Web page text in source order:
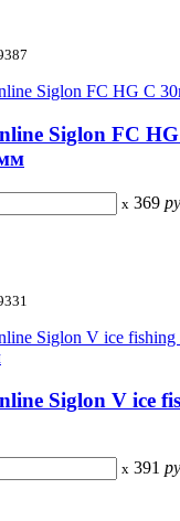
Siglon FC
x 369
Siglon V ice
x 391